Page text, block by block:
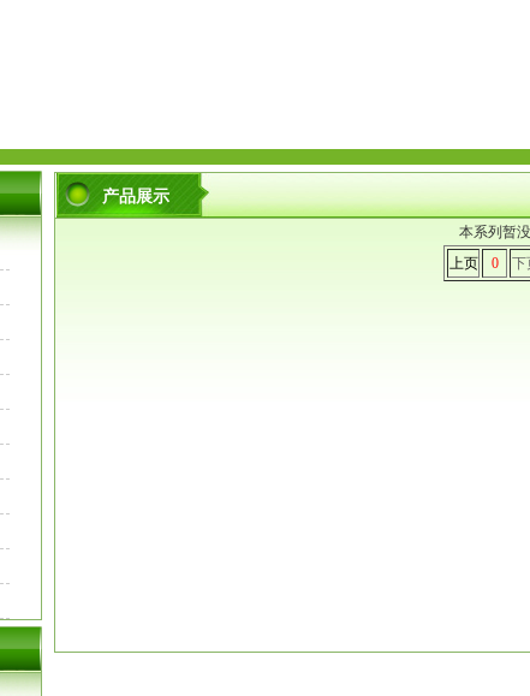
产品展示
本系列暂没
上页
0 下